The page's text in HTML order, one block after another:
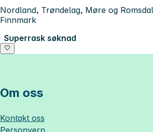
Nordland, Trøndelag, Møre og
Finnmark
Superrask søknad
Om oss
Kontakt oss
Personvern